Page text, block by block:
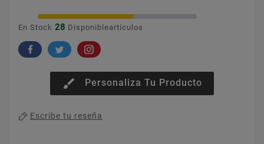
En Stock 28 Disponibleartículos
brush Personaliza Tu Producto
Escribe tu reseña